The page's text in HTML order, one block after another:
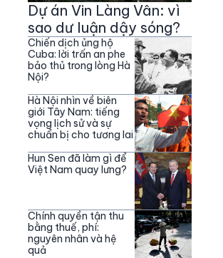
Dự án Vin Làng Vân: vì
sao dư luận dậy sóng?
Chiến dịch ủng hộ
Cuba: lời trấn an phe
bảo thủ trong lòng Hà
Nội?
Hà Nội nhìn về biên
giới Tây Nam: tiếng
vọng lịch sử và sự
chuẩn bị cho tương lai
Hun Sen đã làm gì để
Việt Nam quay lưng?
Chính quyền tận thu
bằng thuế, phí:
nguyên nhân và hệ
quả